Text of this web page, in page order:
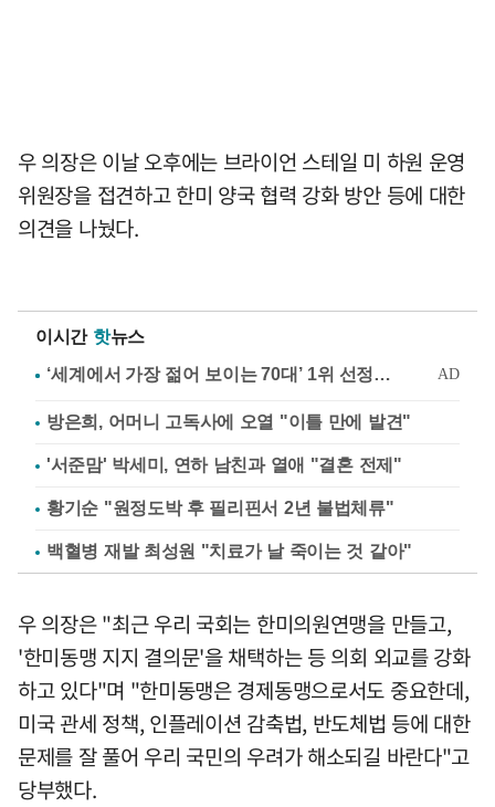
우 의장은 이날 오후에는 브라이언 스테일 미 하원 운영
위원장을 접견하고 한미 양국 협력 강화 방안 등에 대한
의견을 나눴다.
이시간 핫뉴스
방은희, 어머니 고독사에 오열 "이틀 만에 발견"
'서준맘' 박세미, 연하 남친과 열애 "결혼 전제"
황기순 "원정도박 후 필리핀서 2년 불법체류"
백혈병 재발 최성원 "치료가 날 죽이는 것 같아"
우 의장은 "최근 우리 국회는 한미의원연맹을 만들고,
'한미동맹 지지 결의문'을 채택하는 등 의회 외교를 강화
하고 있다"며 "한미동맹은 경제동맹으로서도 중요한데,
미국 관세 정책, 인플레이션 감축법, 반도체법 등에 대한
문제를 잘 풀어 우리 국민의 우려가 해소되길 바란다"고
당부했다.